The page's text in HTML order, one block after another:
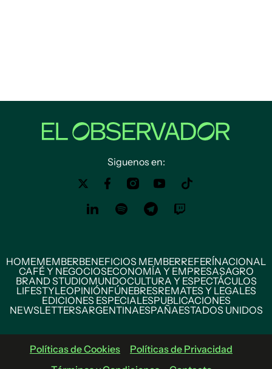
Siguenos en:
HOMEMEMBERBENEFICIOS MEMBERREFERÍNACIONAL
CAFÉ Y NEGOCIOSECONOMÍA Y EMPRESASAGRO
BRAND STUDIOMUNDOCULTURA Y ESPECTÁCULOS
LIFESTYLEOPINIÓNFÚNEBRESREMATES Y LEGALES
EDICIONES ESPECIALESPUBLICACIONES
NEWSLETTERSARGENTINAESPAÑAESTADOS UNIDOS
Políticas de Cookies
Políticas de Privacidad